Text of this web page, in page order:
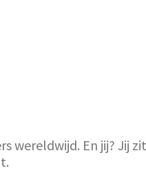
wereldwijd. En jij? Jij